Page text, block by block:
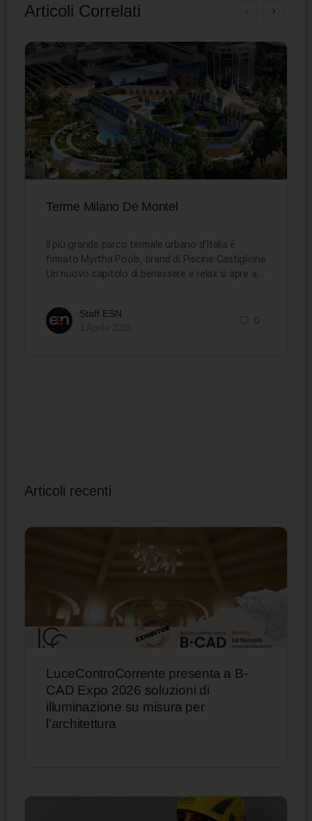
Articoli Correlati
Terme Milano De Montel
Il più grande parco termale urbano d’Italia è
firmato Myrtha Pools, brand di Piscine Castiglione
Un nuovo capitolo di benessere e relax si apre a…
Staff ESN
0
Articoli recenti
LuceControCorrente presenta a B-
CAD Expo 2026 soluzioni di
illuminazione su misura per
l’architettura